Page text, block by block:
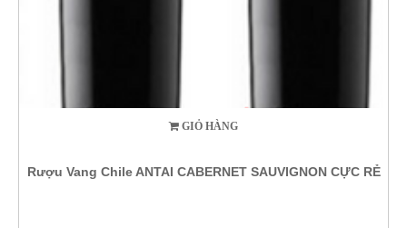
GIỎ HÀNG
Rượu Vang Chile ANTAI CABERNET SAUVIGNON CỰC RẺ